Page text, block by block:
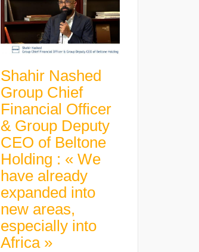
Shahir Nashed
Group Chief
Financial Officer
& Group Deputy
CEO of Beltone
Holding : « We
have already
expanded into
new areas,
especially into
Africa »